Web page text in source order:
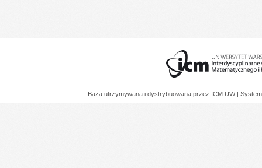
Baza utrzymywana i dystrybuowana przez ICM UW |